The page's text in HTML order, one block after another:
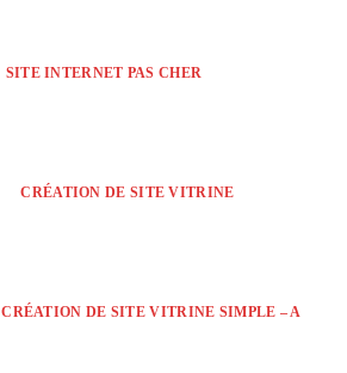
SITE INTERNET PAS CHER
CRÉATION DE SITE VITRINE
CRÉATION DE SITE VITRINE SIMPLE – A